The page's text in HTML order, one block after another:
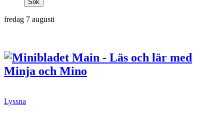
Sök
fredag 7 augusti
Hoppa
innehållet
Lyssna